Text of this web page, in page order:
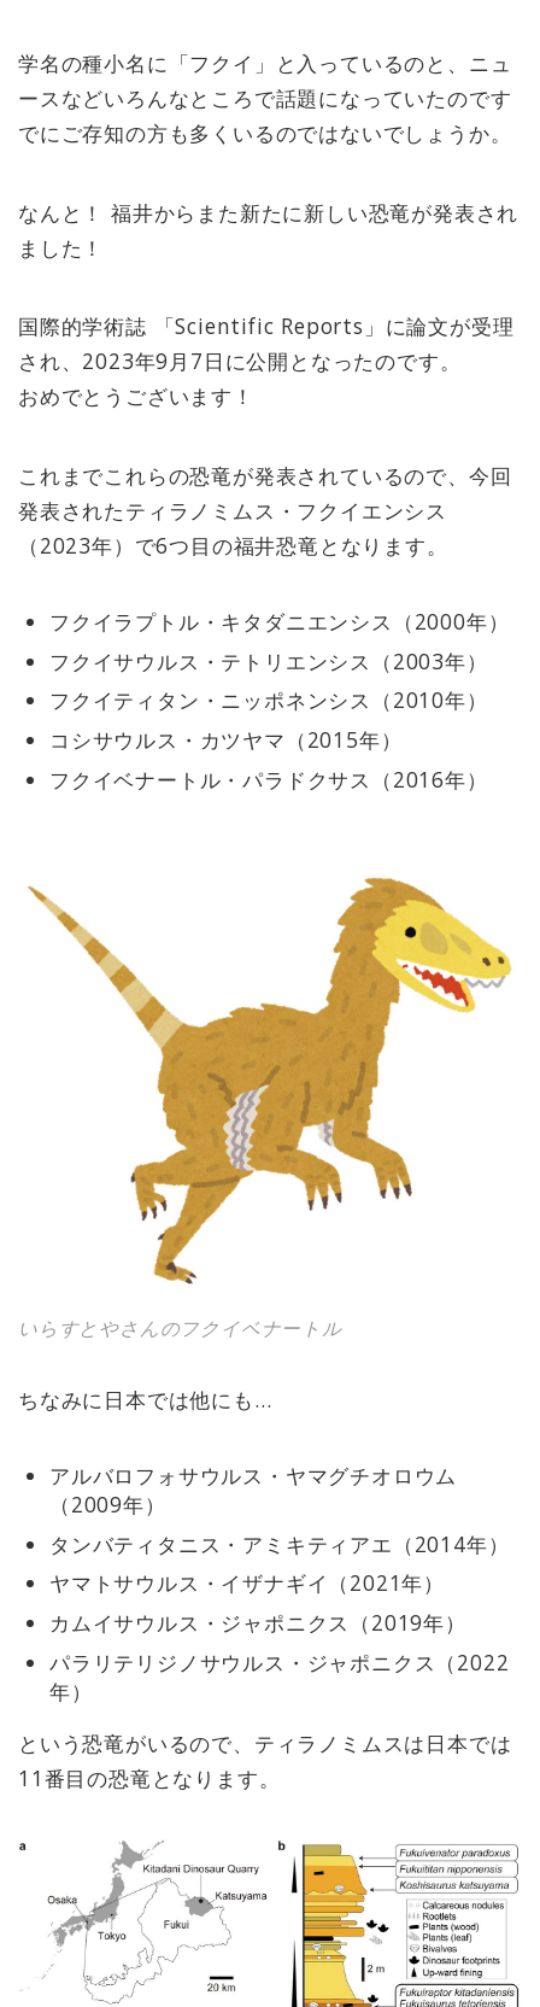
学名の種小名に「フクイ」と入っているのと、ニュ
ースなどいろんなところで話題になっていたのです
でにご存知の方も多くいるのではないでしょうか。
なんと！ 福井からまた新たに新しい恐竜が発表され
ました！
国際的学術誌 「Scientific Reports」に論文が受理
され、2023年9月7日に公開となったのです。
おめでとうございます！
これまでこれらの恐竜が発表されているので、今回
発表されたティラノミムス・フクイエンシス
（2023年）で6つ目の福井恐竜となります。
フクイラプトル・キタダニエンシス（2000年）
フクイサウルス・テトリエンシス（2003年）
フクイティタン・ニッポネンシス（2010年）
コシサウルス・カツヤマ（2015年）
フクイベナートル・パラドクサス（2016年）
いらすとやさんのフクイベナートル
ちなみに日本では他にも…
アルバロフォサウルス・ヤマグチオロウム
（2009年）
タンバティタニス・アミキティアエ（2014年）
ヤマトサウルス・イザナギイ（2021年）
カムイサウルス・ジャポニクス（2019年）
パラリテリジノサウルス・ジャポニクス（2022
年）
という恐竜がいるので、ティラノミムスは日本では
11番目の恐竜となります。